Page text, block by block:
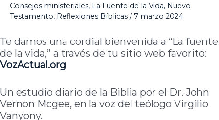
Consejos ministeriales, La Fuente de la Vida, Nuevo
Testamento, Reflexiones Bíblicas /7 marzo 2024
Te damos una cordial bienvenida a “La fuente
de la vida,” a través de tu sitio web favorito:
VozActual.org
Un estudio diario de la Biblia por el Dr. John
Vernon Mcgee, en la voz del teólogo Virgilio
Vanyony.